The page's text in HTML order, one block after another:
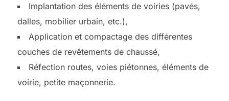
Implantation des éléments de voiries (pavés,
dalles, mobilier urbain, etc.),
Application et compactage des différentes
couches de revêtements de chaussé,
Réfection routes, voies piétonnes, éléments de
voirie, petite maçonnerie.